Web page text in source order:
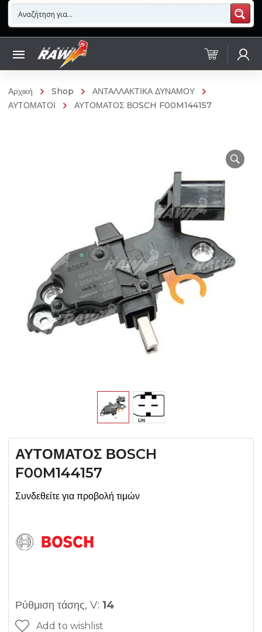
Αρχική Shop
ΑΝΤΑΛΛΑΚΤΙΚΑ ΔΥΝΑΜΟΥ
ΑΥΤΟΜΑΤΟΙ
ΑΥΤΟΜΑΤΟΣ ΒΟSCH F00M144157
ΑΥΤΟΜΑΤΟΣ ΒΟSCH
F00M144157
Συνδεθείτε για προβολή τιμών
Ρύθμιση τάσης, V: 14
Add to wishlist